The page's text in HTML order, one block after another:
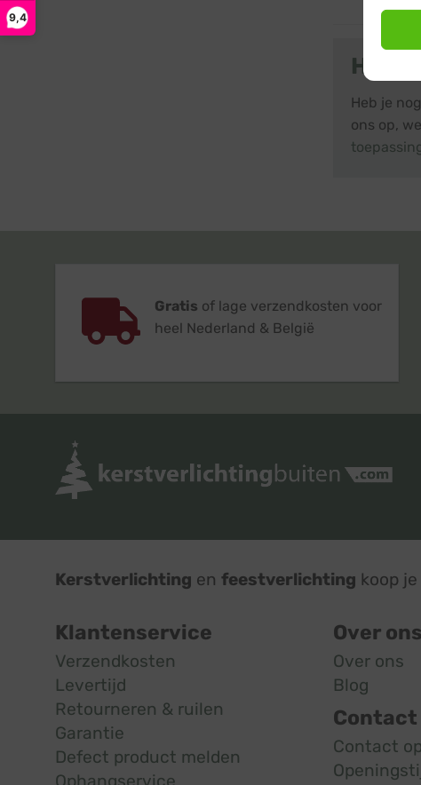
9,4
Hulp
Heb je
ons op,
Gratis of lage verzendkosten voor
heel Nederland & België
Kerstverlichting en feestverlichting koop
Klantenservice
Verzendkosten
Levertijd
Retourneren & ruilen
Garantie
Defect product melden
Over ons
Over ons
Blog
Contact
Contact